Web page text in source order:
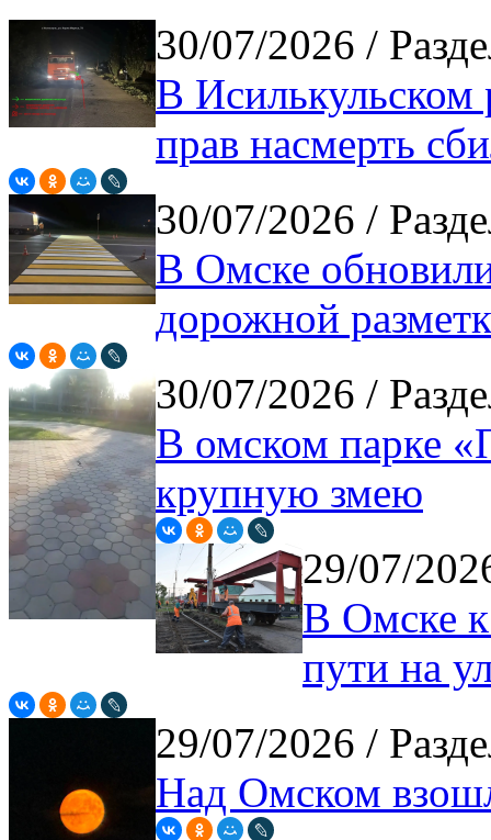
30/07/2026 /
В Исилькульском
прав насмерть
30/07/2026 /
В Омске
дорожной
30/07/2026 /
В омском парке
крупную змею
29/07/
В Омске к
пути на
29/07/2026 /
Над Омском